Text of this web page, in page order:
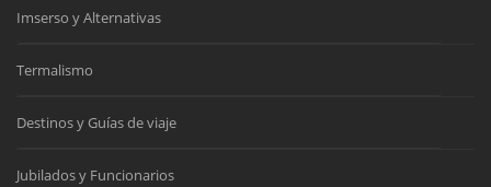
Imserso y Alternativas
Termalismo
Destinos y Guías de viaje
Jubilados y Funcionarios